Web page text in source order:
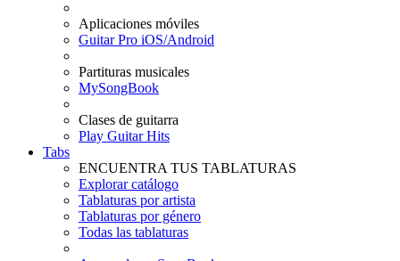
Aplicaciones móviles
Guitar Pro iOS/Android
Partituras musicales
MySongBook
Clases de guitarra
Play Guitar Hits
Tabs
ENCUENTRA TUS TABLATURAS
Explorar catálogo
Tablaturas por artista
Tablaturas por género
Todas las tablaturas